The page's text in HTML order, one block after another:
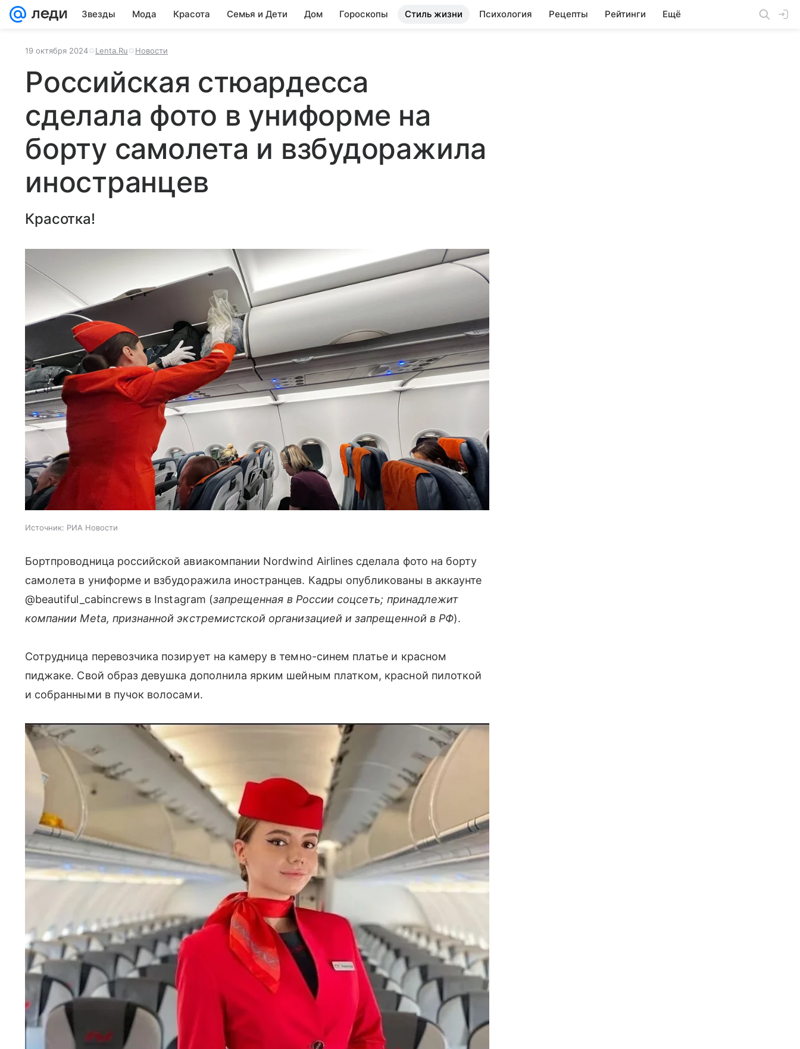
Звезды Мода Красота Семья и Дети Дом Гороскопы Стиль жизни Психология Рецепты Рейтинги Ещё
19 октября 2024 Lenta.Ru Новости
Российская стюардесса
сделала фото в униформе на
борту самолета и взбудоражила
иностранцев
Красотка!
Источник: РИА Новости
Бортпроводница российской авиакомпании Nordwind Airlines сделала фото на борту
самолета в униформе и взбудоражила иностранцев. Кадры опубликованы в аккаунте
@beautiful_cabincrews в Instagram (запрещенная в России соцсеть; принадлежит
компании Meta, признанной экстремистской организацией и запрещенной в РФ).
Сотрудница перевозчика позирует на камеру в темно-синем платье и красном
пиджаке. Свой образ девушка дополнила ярким шейным платком, красной пилоткой
и собранными в пучок волосами.